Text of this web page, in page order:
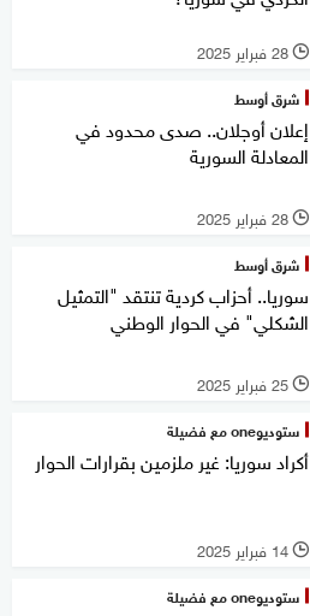
l 28 فبراير 2025
شرق أوسط
إعلان أوجلان.. صدى محدود في
المعادلة السورية
l 28 فبراير 2025
شرق أوسط
سوريا.. أحزاب كردية تنتقد "التمثيل
الشكلي" في الحوار الوطني
l 25 فبراير 2025
ستوديوone مع فضيلة
أكراد سوريا: غير ملزمين بقرارات الحوار
l 14 فبراير 2025
ستوديوone مع فضيلة